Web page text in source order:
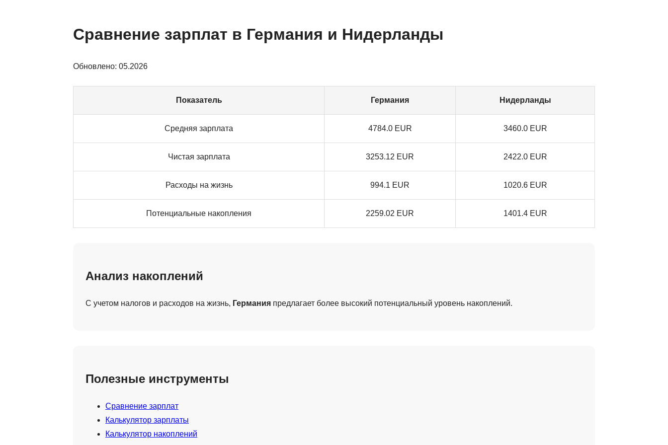
Сравнение зарплат в Германия и Нидерланды
Обновлено: 05.2026
Показатель Германия Нидерланды
Средняя зарплата 4784.0 EUR 3460.0 EUR
Чистая зарплата 3253.12 EUR 2422.0 EUR
Расходы на жизнь 994.1 EUR 1020.6 EUR
Потенциальные накопления 2259.02 EUR 1401.4 EUR
Анализ накоплений
С учетом налогов и расходов на жизнь, Германия предлагает более высокий потенциальный уровень накоплений.
Полезные инструменты
Сравнение зарплат
Калькулятор зарплаты
Калькулятор накоплений